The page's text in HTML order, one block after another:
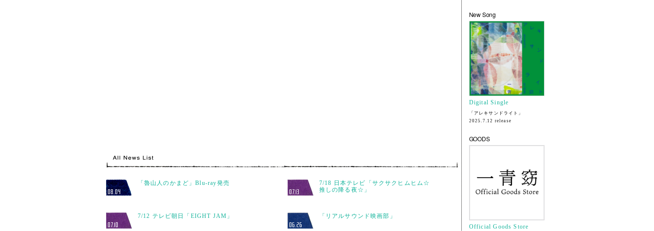
08.04
「魯山人のかまど」Blu-ray発売
07.13
7/18 日本テレビ「サクサクヒムヒム☆
推しの降る夜☆」
07.10
7/12 テレビ朝日「EIGHT JAM」
06.26
「リアルサウンド映画部」
New Song
Digital Single
「アレキサンドライト」
2025.7.12 release
GOODS
Official Goods Store